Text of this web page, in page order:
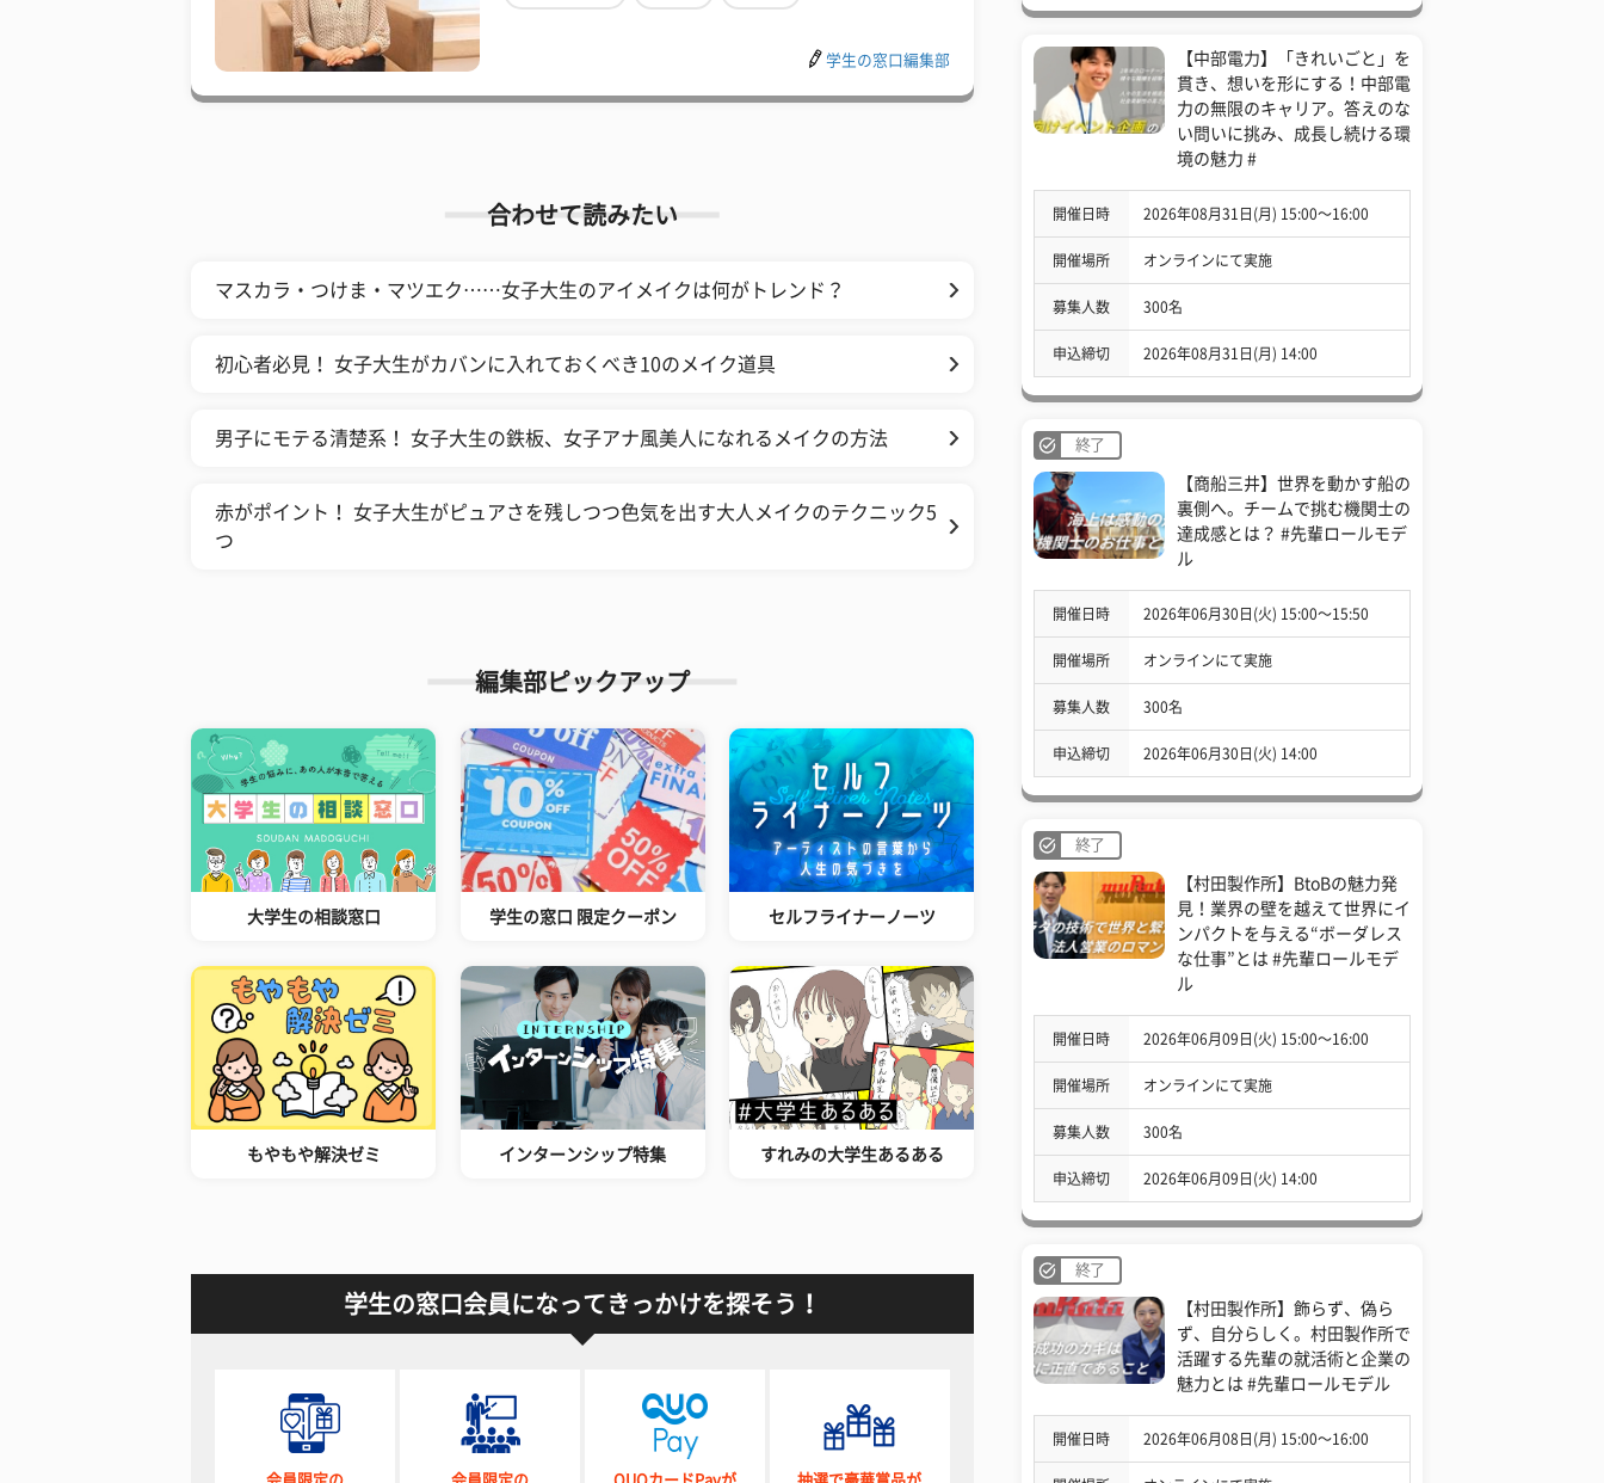
学生の窓口編集部
合わせて読みたい
マスカラ・つけま・マツエク……女子大生のアイメイクは何がトレンド？
初心者必見！ 女子大生がカバンに入れておくべき10のメイク道具
男子にモテる清楚系！ 女子大生の鉄板、女子アナ風美人になれるメイクの方法
赤がポイント！ 女子大生がピュアさを残しつつ色気を出す大人メイクのテクニック5
つ
編集部ピックアップ
大学生の相談窓口 学生の窓口 限定クーポン セルフライナーノーツ
もやもや解決ゼミ インターンシップ特集 すれみの大学生あるある
学生の窓口会員になってきっかけを探そう！
会員限定の 会員限定の QUOカードPayが 抽選で豪華賞品が
【中部電力】「きれいごと」を
貫き、想いを形にする！中部電
力の無限のキャリア。答えのな
い問いに挑み、成長し続ける環
境の魅力 #
開催日時 2026年08月31日(月) 15:00〜16:00
開催場所 オンラインにて実施
募集人数 300名
申込締切 2026年08月31日(月) 14:00
終了
【商船三井】世界を動かす船の
裏側へ。チームで挑む機関士の
達成感とは？ #先輩ロールモデ
ル
開催日時 2026年06月30日(火) 15:00〜15:50
開催場所 オンラインにて実施
募集人数 300名
申込締切 2026年06月30日(火) 14:00
終了
【村田製作所】BtoBの魅力発
見！業界の壁を越えて世界にイ
ンパクトを与える“ボーダレス
な仕事”とは #先輩ロールモデ
ル
開催日時 2026年06月09日(火) 15:00〜16:00
開催場所 オンラインにて実施
募集人数 300名
申込締切 2026年06月09日(火) 14:00
終了
【村田製作所】飾らず、偽ら
ず、自分らしく。村田製作所で
活躍する先輩の就活術と企業の
魅力とは #先輩ロールモデル
開催日時 2026年06月08日(月) 15:00〜16:00